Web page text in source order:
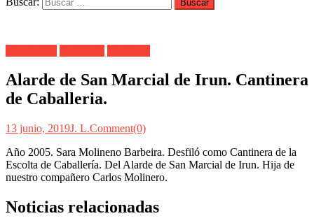
Alarde de San Marcial de Irun. Cantinera
de Caballeria.
13 junio, 2019J. L.Comment(0)
Año 2005. Sara Molineno Barbeira. Desfiló como Cantinera de la
Escolta de Caballería. Del Alarde de San Marcial de Irun. Hija de
nuestro compañero Carlos Molinero.
Noticias relacionadas